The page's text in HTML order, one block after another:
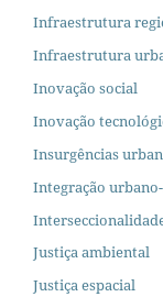
Infraestrutura
Infraestrutura
Inovação social
Inovação
Insurgências
Integração
Justiça ambiental
Justiça espacial